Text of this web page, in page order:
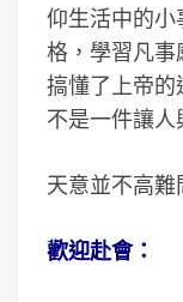
仰生活中的小
格，學習凡事
搞懂了上帝
不是一件讓人
天意並不高難
歡迎赴會：